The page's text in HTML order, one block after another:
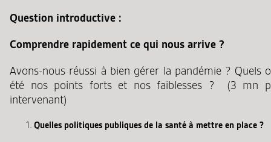
Question introductive :
Comprendre rapidement ce qui nous arrive ?
Avons-nous réussi à bien gérer la pandémie ? Quels
été nos points forts et nos faiblesses ? (3 mn
intervenant)
Quelles politiques publiques de la santé à mettre en place ?